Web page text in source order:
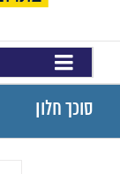
סוכך חלון